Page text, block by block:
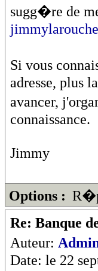
sugg�re de
Si vous
adresse, plus
avancer,
connaissance.
Jimmy
Options :
Re: Banque
Auteur:
Date: le 22